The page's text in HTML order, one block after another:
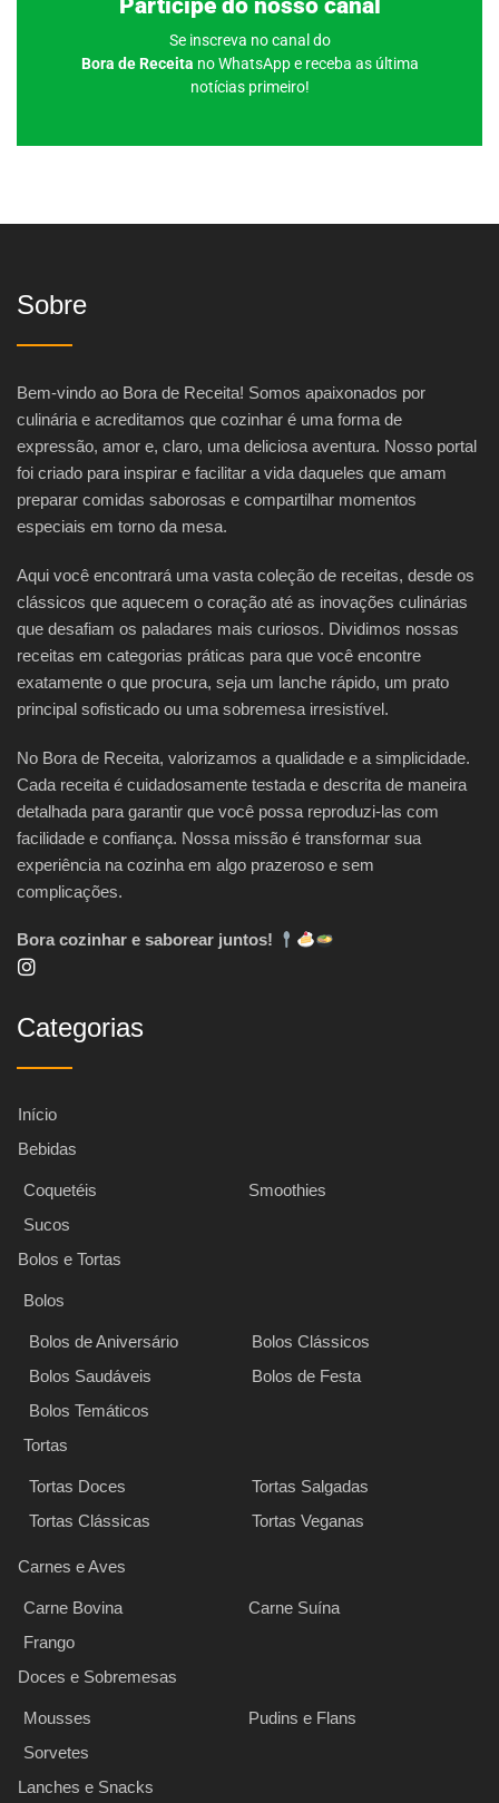
Participe do nosso canal
Se inscreva no canal do
Bora de Receita no WhatsApp e receba as última
notícias primeiro!
Sobre
Bem-vindo ao Bora de Receita! Somos apaixonados por
culinária e acreditamos que cozinhar é uma forma de
expressão, amor e, claro, uma deliciosa aventura. Nosso portal
foi criado para inspirar e facilitar a vida daqueles que amam
preparar comidas saborosas e compartilhar momentos
especiais em torno da mesa.
Aqui você encontrará uma vasta coleção de receitas, desde os
clássicos que aquecem o coração até as inovações culinárias
que desafiam os paladares mais curiosos. Dividimos nossas
receitas em categorias práticas para que você encontre
exatamente o que procura, seja um lanche rápido, um prato
principal sofisticado ou uma sobremesa irresistível.
No Bora de Receita, valorizamos a qualidade e a simplicidade.
Cada receita é cuidadosamente testada e descrita de maneira
detalhada para garantir que você possa reproduzi-las com
facilidade e confiança. Nossa missão é transformar sua
experiência na cozinha em algo prazeroso e sem
complicações.
Bora cozinhar e saborear juntos!
Categorias
Início
Bebidas
Coquetéis
Smoothies
Sucos
Bolos e Tortas
Bolos
Bolos de Aniversário
Bolos Clássicos
Bolos Saudáveis
Bolos de Festa
Bolos Temáticos
Tortas
Tortas Doces
Tortas Salgadas
Tortas Clássicas
Tortas Veganas
Carnes e Aves
Carne Bovina
Carne Suína
Frango
Doces e Sobremesas
Mousses
Pudins e Flans
Sorvetes
Lanches e Snacks